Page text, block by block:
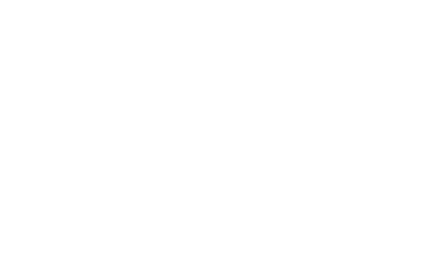
Olahraga Yang Lengkap, Berkualitas Dengan Harga Yang Murah